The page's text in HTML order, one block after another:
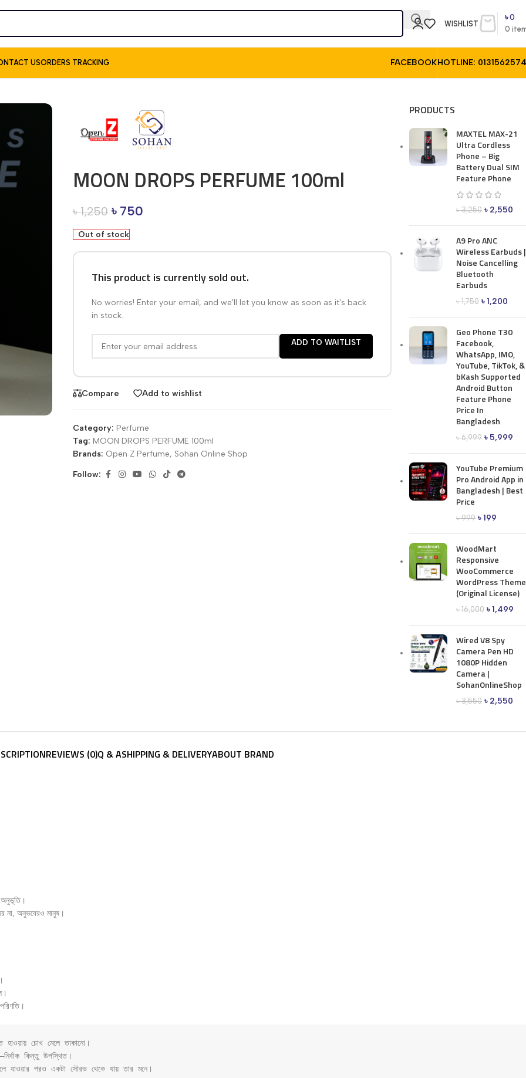
WISHLIST
0
৳0
USORDERS TRACKING FACEBOOKHOTLINE:
MOON DROPS PERFUME 100ml
৳1,250 ৳ 750
Out of stock
This product is currently sold out.
No worries! Enter your email, and we'll let you know as soon as it's back
in stock.
ADD TO WAITLIST
Compare Add to wishlist
Category: Perfume
Tag: MOON DROPS PERFUME 100ml
Brands: Open Z Perfume, Sohan Online Shop
Follow:
PRODUCTS
MAXTEL MAX-21
Ultra Cordless
Phone – Big
Battery Dual SIM
Feature Phone
৳3,250 ৳ 2,550
A9 Pro ANC
Wireless Earbuds |
Noise Cancelling
Bluetooth
Earbuds
৳1,750 ৳1,200
Geo Phone T30
Facebook,
WhatsApp, IMO,
YouTube, TikTok, &
bKash Supported
Android Button
Feature Phone
Price In
Bangladesh
৳6,999 ৳ 5,999
YouTube Premium
Pro Android App in
Bangladesh | Best
Price
৳999 ৳199
WoodMart
Responsive
WooCommerce
WordPress Theme
(Original License)
৳16,000 ৳1,499
Wired V8 Spy
Camera Pen HD
1080P Hidden
Camera |
SohanOnlineShop
৳3,550 ৳ 2,550
REVIEWS (0)Q & ASHIPPING & DELIVERYABOUT BRAND
অনুভূতি।
না, অনুভবেরও মানুষ।
চোখ মেলে তাকানো।
কিন্তু উপস্থিত।